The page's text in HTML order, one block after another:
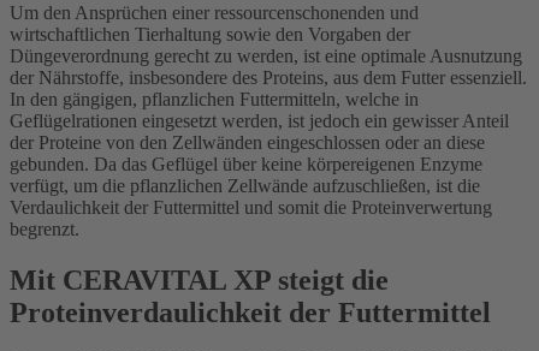
Um den Ansprüchen einer ressourcenschonenden und
wirtschaftlichen Tierhaltung sowie den Vorgaben der
Düngeverordnung gerecht zu werden, ist eine optimale Ausnutzung
der Nährstoffe, insbesondere des Proteins, aus dem Futter essenziell.
In den gängigen, pflanzlichen Futtermitteln, welche in
Geflügelrationen eingesetzt werden, ist jedoch ein gewisser Anteil
der Proteine von den Zellwänden eingeschlossen oder an diese
gebunden. Da das Geflügel über keine körpereigenen Enzyme
verfügt, um die pflanzlichen Zellwände aufzuschließen, ist die
Verdaulichkeit der Futtermittel und somit die Proteinverwertung
begrenzt.
Mit CERAVITAL XP steigt die
Proteinverdaulichkeit der Futtermittel